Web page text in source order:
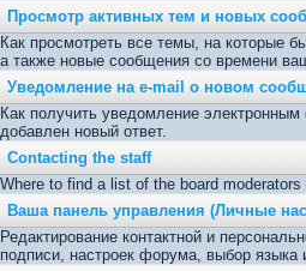
Просмотр активных тем и новых
Как просмотреть все темы, на которые
а также новые сообщения со времени
Уведомление на е-mail о новом
Как получить уведомление
добавлен новый ответ.
Contacting the staff
Where to find a list of the board
Ваша панель управления (Личные
Редактирование контактной и
подписи, настроек форума, выбор языка